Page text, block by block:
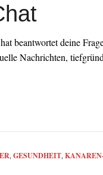
beantwortet deine
Nachrichten,
, GESUNDHEIT,